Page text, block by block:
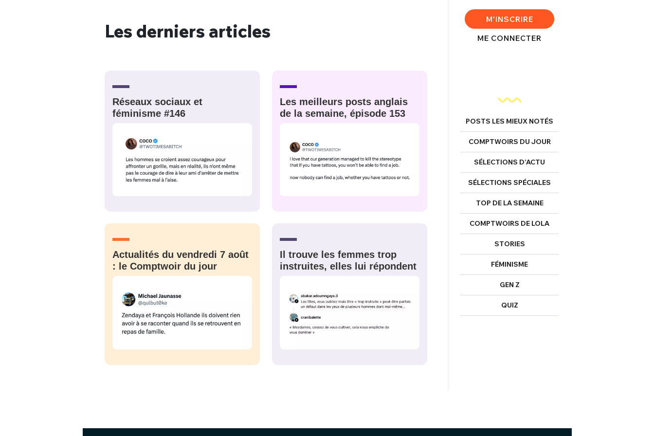
Les derniers articles
Réseaux sociaux et
féminisme #146
Les meilleurs posts anglais
de la semaine, épisode 153
Actualités du vendredi 7 août
: le Comptwoir du jour
Il trouve les femmes trop
instruites, elles lui répondent
M'INSCRIRE
ME CONNECTER
POSTS LES MIEUX NOTÉS
COMPTWOIRS DU JOUR
SÉLECTIONS D’ACTU
SÉLECTIONS SPÉCIALES
TOP DE LA SEMAINE
COMPTWOIRS DE LOLA
STORIES
FÉMINISME
GEN Z
QUIZ
PSEUDO
PASSWORD*
Connexion
PSEUDO
Mot de passe perdu ?
CONNEXION
FERMER
VOTRE PARTICIPATION
Que souhaitez-vous proposer ?
Quelques
tweets
Ma propre
sélection
Un Thread
C'EST PARTI